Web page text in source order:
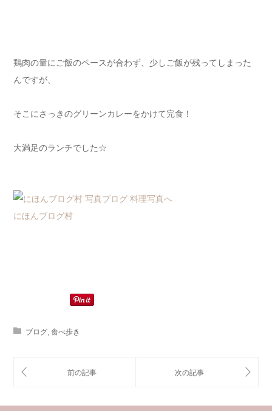
鶏肉の量にご飯のペースが合わず、少しご飯が残ってしまった
んですが、
そこにさっきのグリーンカレーをかけて完食！
大満足のランチでした☆
にほんブログ村
ブログ 食べ歩き